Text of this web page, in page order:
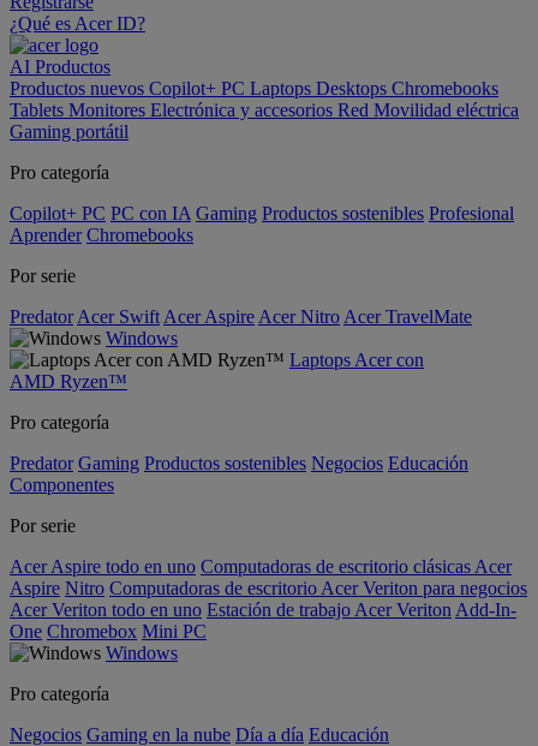
¿Qué es Acer ID?
AI Productos
Productos nuevos Copilot+ PC Laptops Desktops Chromebooks
Tablets Monitores Electrónica y accesorios Red Movilidad eléctrica
Gaming portátil
Pro categoría
Copilot+ PC PC con IA Gaming Productos sostenibles Profesional
Aprender Chromebooks
Por serie
Predator Acer Swift Acer Aspire Acer Nitro Acer TravelMate
Windows
Laptops Acer con
AMD Ryzen™
Pro categoría
Predator Gaming Productos sostenibles Negocios Educación
Componentes
Por serie
Acer Aspire todo en uno Computadoras de escritorio clásicas Acer
Aspire Nitro Computadoras de escritorio Acer Veriton para negocios
Acer Veriton todo en uno Estación de trabajo Acer Veriton Add-In-
One Chromebox Mini PC
Windows
Pro categoría
Negocios Gaming en la nube Día a día Educación